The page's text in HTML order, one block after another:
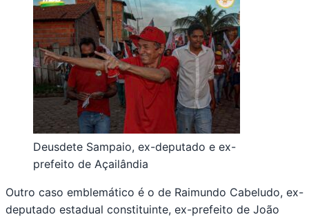
Deusdete Sampaio, ex-deputado e ex-
prefeito de Açailândia
Outro caso emblemático é o de Raimundo Cabeludo, ex-
deputado estadual constituinte, ex-prefeito de João